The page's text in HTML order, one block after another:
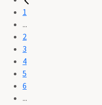
1
...
2
3
4
5
6
...